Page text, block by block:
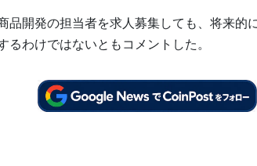
品開発の担当者を求人募集しても、将来的
るわけではないともコメントした。